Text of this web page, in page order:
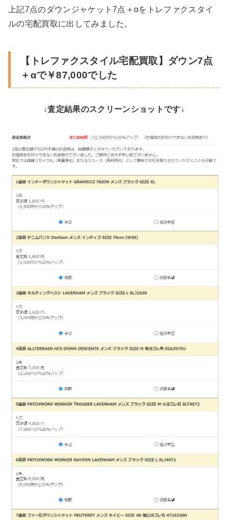
上記7点のダウンジャケット7点＋αをトレファクスタイ
ルの宅配買取に出してみました。
【トレファクスタイル宅配買取】ダウン7点
＋αで￥87,000でした
↓査定結果のスクリーンショットです↓